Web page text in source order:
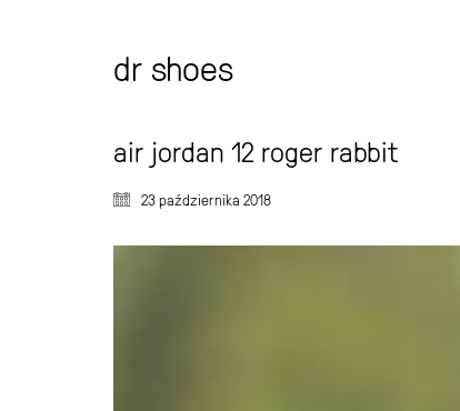
dr shoes
air jordan 12 roger rabbit
23 października 2018